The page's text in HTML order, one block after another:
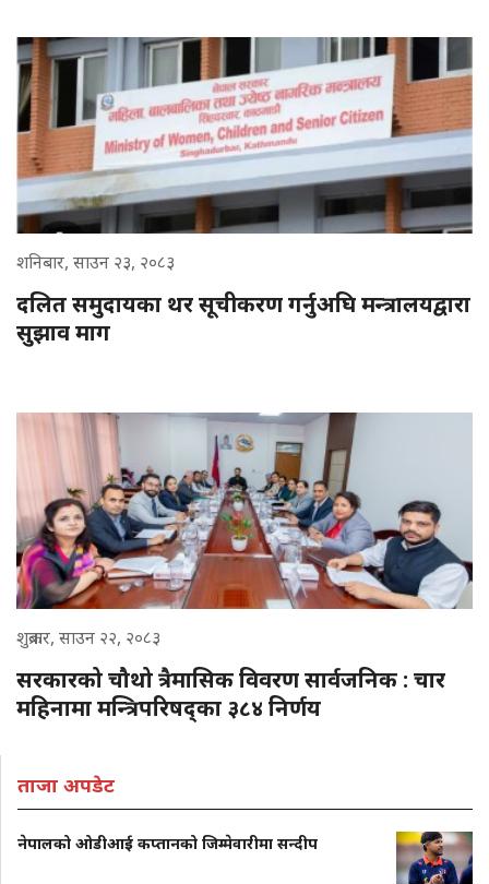
शनिबार, साउन २३, २०८३
दलित समुदायका थर सूचीकरण गर्नुअघि मन्त्रालयद्वारा
सुझाव माग
शुक्रबार, साउन २२, २०८३
सरकारको चौथो त्रैमासिक विवरण सार्वजनिक : चार
महिनामा मन्त्रिपरिषद्का ३८४ निर्णय
ताजा अपडेट
नेपालको ओडीआई कप्तानको जिम्मेवारीमा सन्दीप